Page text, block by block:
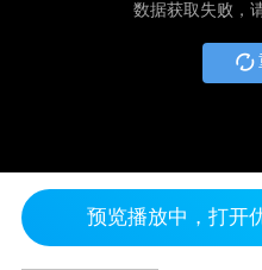
数据获取失败，
预览播放中，打开